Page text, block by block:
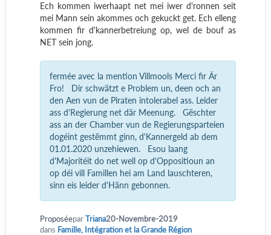
Ech kommen iwerhaapt net mei iwer d'ronnen seit
mei Mann sein akommes och gekuckt get. Ech elleng
kommen fir d'kannerbetreiung op, wel de bouf as
NET sein jong.
fermée avec la mention Villmools Merci fir Är
Fro! Dir schwätzt e Problem un, deen och an
den Aen vun de Piraten intolerabel ass. Leider
ass d'Regierung net där Meenung. Gëschter
ass an der Chamber vun de Regierungsparteien
dogéint gestëmmt ginn, d'Kannergeld ab dem
01.01.2020 unzehiewen. Esou laang
d'Majoritéit do net well op d'Oppositioun an
op déi vill Famillen hei am Land lauschteren,
sinn eis leider d'Hänn gebonnen.
ProposéeparTriana20-Novembre-2019
dans Famille, Intégration et la Grande Région